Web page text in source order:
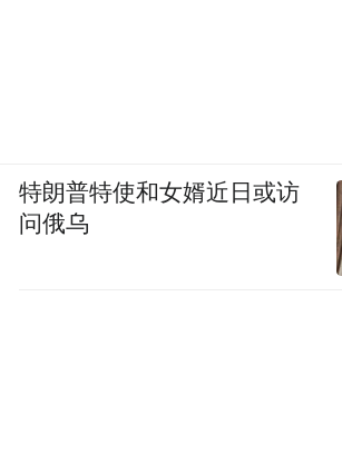
特朗普特使和女婿近日或访
问俄乌